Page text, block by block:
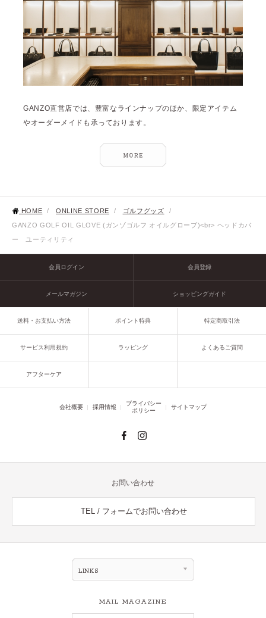
GANZO直営店では、豊富なラインナップのほか、限定アイテム
やオーダーメイドも承っております。
HOME / ONLINE STORE / ゴルフグッズ
/
GANZO GOLF OIL GLOVE (ガンゾゴルフ オイルグローブ)<br> ヘッドカバ
ー ユーティリティ
会員ログイン 会員登録
メールマガジン ショッピングガイド
送料・お支払い方法 ポイント特典 特定商取引法
サービス利用規約 ラッピング よくあるご質問
アフターケア
会社概要 採用情報
プライバシー
ポリシー
サイトマップ
お問い合わせ
TEL / フォームでお問い合わせ
LINKS
MAIL MAGAZINE